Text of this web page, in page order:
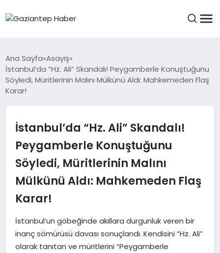
ASAYIŞ
EĞITIM
FINANS
KÜLTÜR VE SANAT
MAGAZIN
SPOR
Ana Sayfa Asayiş
İstanbul’da “Hz. Ali” Skandalı! Peygamberle Konuştuğunu
Söyledi, Müritlerinin Malını Mülkünü Aldı: Mahkemeden Flaş
Karar!
İstanbul’da “Hz. Ali” Skandalı!
Peygamberle Konuştuğunu
Söyledi, Müritlerinin Malını
Mülkünü Aldı: Mahkemeden Flaş
Karar!
İstanbul’un göbeğinde akıllara durgunluk veren bir
inanç sömürüsü davası sonuçlandı. Kendisini “Hz. Ali”
olarak tanıtan ve müritlerini “Peygamberle